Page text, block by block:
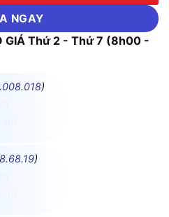
NGAY
GIÁ Thứ 2 - Thứ 7 (8h00 -
)
)